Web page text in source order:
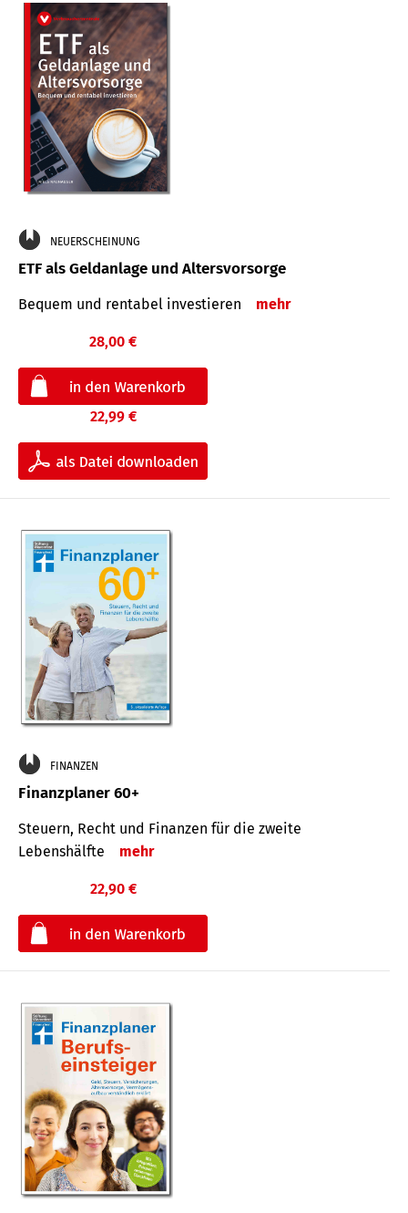
NEUERSCHEINUNG
ETF als Geldanlage und Altersvorsorge
Bequem und rentabel investieren mehr
28,00 €
22,99 €
FINANZEN
Finanzplaner 60+
Steuern, Recht und Finanzen für die zweite
Lebenshälfte
mehr
22,90 €